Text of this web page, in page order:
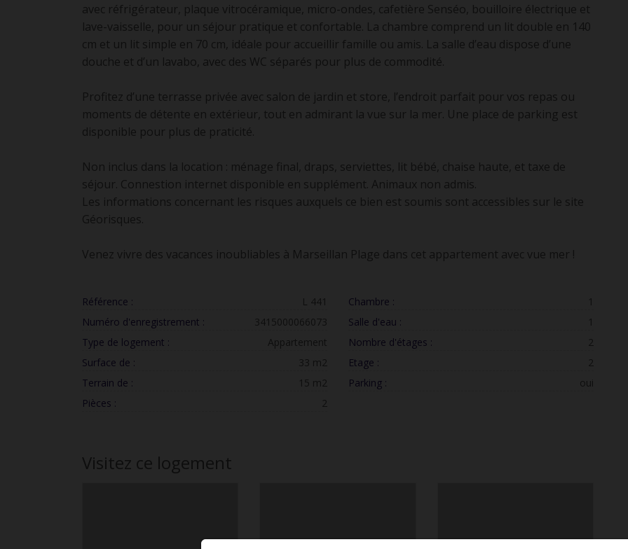
avec réfrigérateur, plaque vitrocéramique, micro-ondes, cafetière Senséo, bouilloire électrique et
lave-vaisselle, pour un séjour pratique et confortable. La chambre comprend un lit double en 140
cm et un lit simple en 70 cm, idéale pour accueillir famille ou amis. La salle d’eau dispose d’une
douche et d’un lavabo, avec des WC séparés pour plus de commodité.
Profitez d’une terrasse privée avec salon de jardin et store, l’endroit parfait pour vos repas ou
moments de détente en extérieur, tout en admirant la vue sur la mer. Une place de parking est
disponible pour plus de praticité.
Non inclus dans la location : ménage final, draps, serviettes, lit bébé, chaise haute, et taxe de
séjour. Connestion internet disponible en supplément. Animaux non admis.
Les informations concernant les risques auxquels ce bien est soumis sont accessibles sur le site
Géorisques.
Venez vivre des vacances inoubliables à Marseillan Plage dans cet appartement avec vue mer !
Référence :
L 441
Numéro d'enregistrement :
3415000066073
Type de logement :
Appartement
Surface de :
33 m2
Terrain de :
15 m2
Pièces :
2
Chambre :
1
Salle d'eau :
1
Nombre d'étages :
2
Etage :
2
Parking :
oui
Visitez ce logement